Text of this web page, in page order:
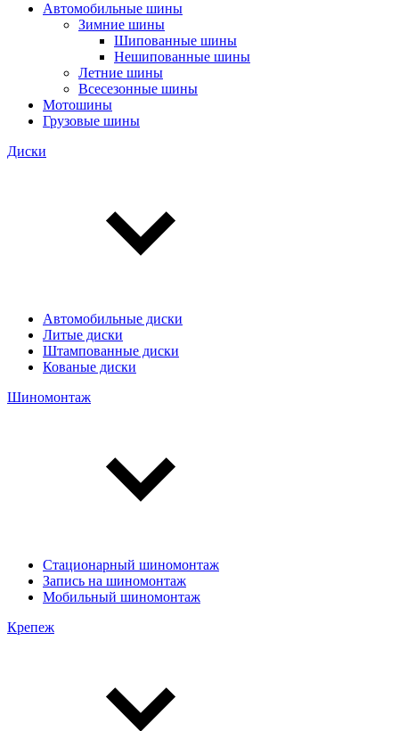
Автомобильные шины
Зимние шины
Шипованные шины
Нешипованные шины
Летние шины
Всесезонные шины
Мотошины
Грузовые шины
Диски
Автомобильные диски
Литые диски
Штампованные диски
Кованые диски
Шиномонтаж
Стационарный шиномонтаж
Запись на шиномонтаж
Мобильный шиномонтаж
Крепеж